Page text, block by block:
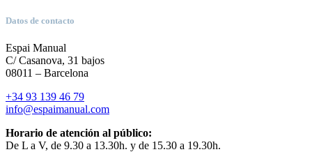
Datos de contacto
Espai Manual
C/ Casanova, 31 bajos
08011 – Barcelona
+34 93 139 46 79
info@espaimanual.com
Horario de atención al público:
De L a V, de 9.30 a 13.30h. y de 15.30 a 19.30h.